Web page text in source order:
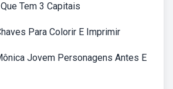
Tem 3 Capitais
Para Colorir E Imprimir
Jovem Personagens Antes E